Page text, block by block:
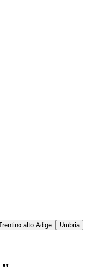
alto Adige
Umbria